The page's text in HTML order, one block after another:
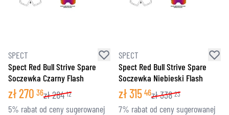
SPECT
Spect Red Bull Strive Spare
Soczewka Czarny Flash
zł270 36zł284 12
5% rabat od ceny sugerowanej
SPECT
Spect Red Bull Strive Spare
Soczewka Niebieski Flash
zł315 46zł338 23
7% rabat od ceny sugerowanej